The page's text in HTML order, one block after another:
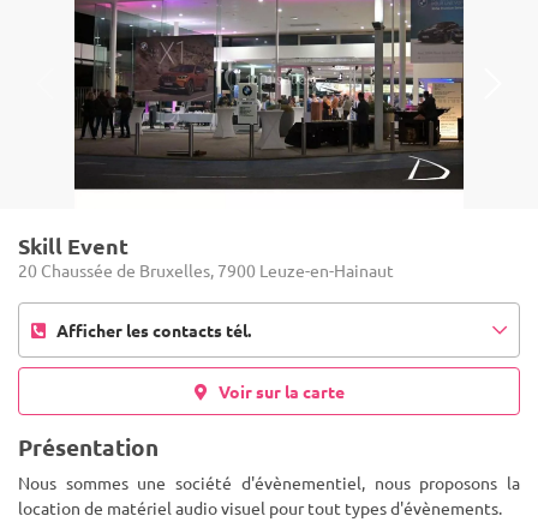
Skill Event
20 Chaussée de Bruxelles, 7900 Leuze-en-Hainaut
Afficher les contacts tél.
Voir sur la carte
Présentation
Nous sommes une société d'évènementiel, nous proposons la
location de matériel audio visuel pour tout types d'évènements.